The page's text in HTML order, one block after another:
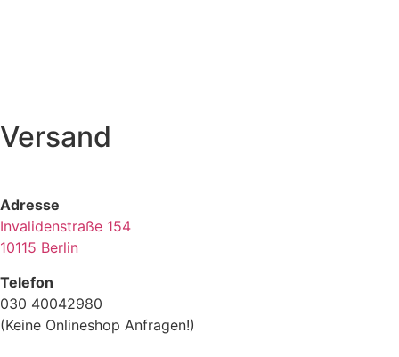
Versand
Adresse
Invalidenstraße 154
10115 Berlin
Telefon
030 40042980
(Keine Onlineshop Anfragen!)